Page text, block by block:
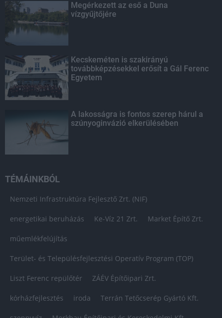
Megérkezett az eső a Duna
vízgyűjtőjére
Kecskeméten is szakirányú
továbbképzésekkel erősít a Gál Ferenc
Egyetem
A lakosságra is fontos szerep hárul a
szúnyoginvázió elkerülésében
TÉMÁINKBÓL
Nemzeti Infrastruktúra Fejlesztő Zrt. (NIF)
energetikai beruházás Ke-Víz 21 Zrt. Market Építő Zrt.
műemlékfelújítás
Terület- és Településfejlesztési Operatív Program (TOP)
Liszt Ferenc repülőtér ZÁÉV Építőipari Zrt.
kórházfejlesztés iroda Terrán Tetőcserép Gyártó Kft.